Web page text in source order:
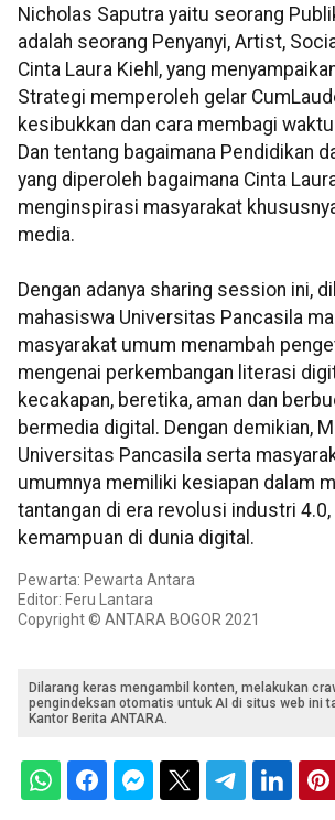
Nicholas Saputra yaitu seorang
adalah seorang Penyanyi, Artist,
Cinta Laura Kiehl, yang
Strategi memperoleh gelar
kesibukkan dan cara membagi
Dan tentang bagaimana Pendidikan
yang diperoleh bagaimana Cinta
menginspirasi masyarakat
media.
Dengan adanya sharing session ini,
mahasiswa Universitas Pancasila
masyarakat umum menambah
mengenai perkembangan literasi
kecakapan, beretika, aman dan
bermedia digital. Dengan demikian,
Universitas Pancasila serta
umumnya memiliki kesiapan dalam
tantangan di era revolusi industri
kemampuan di dunia digital.
Pewarta: Pewarta Antara
Editor: Feru Lantara
Copyright © ANTARA BOGOR 2021
Dilarang keras mengambil konten, melakukan
pengindeksan otomatis untuk AI di situs web ini
Kantor Berita ANTARA.